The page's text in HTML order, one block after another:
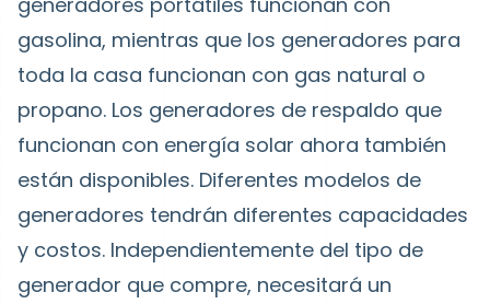
gasolina, mientras que los generadores para
toda la casa funcionan con gas natural o
propano. Los generadores de respaldo que
funcionan con energía solar ahora también
están disponibles. Diferentes modelos de
generadores tendrán diferentes capacidades
y costos. Independientemente del tipo de
generador que compre, necesitará un